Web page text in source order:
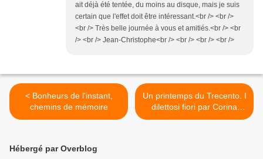
ait déjà été tentée, du moins au disque, mais je suis
certain que l'effet doit être intéressant.<br /> <br />
<br /> Très belle journée à vous et amitiés.<br /> <br
/> <br /> Jean-Christophe<br /> <br /> <br /> <br />
< Bonheurs de l'instant,
chemins de mémoire
Un printemps du Trecento. I
dilettosi fiori par Corina
Marti >
Hébergé par Overblog